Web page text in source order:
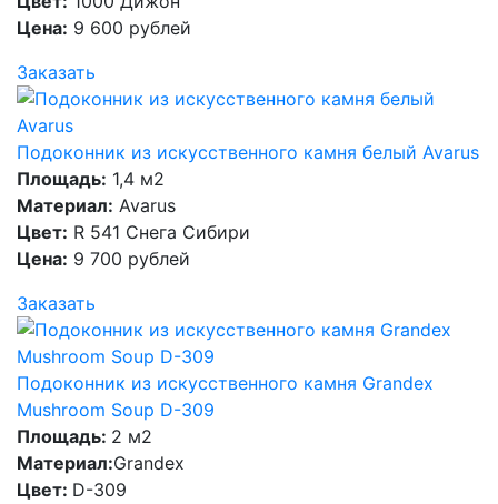
Цена: 9 600 рублей
Заказать
Подоконник из искусственного камня белый Avarus
Площадь: 1,4 м2
Материал: Avarus
Цвет: R 541 Снега Сибири
Цена: 9 700 рублей
Заказать
Подоконник из искусственного камня Grandex
Mushroom Soup D-309
Площадь: 2 м2
Материал:Grandex
Цвет: D-309